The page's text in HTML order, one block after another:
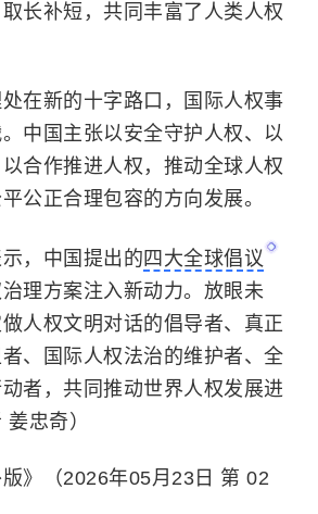
长补短，共同丰富了人类人权
在新的十字路口，国际人权事
中国主张以安全守护人权、以
合作推进人权，推动全球人权
公正合理包容的方向发展。
，中国提出的 四大全球倡议
理方案注入新动力。放眼未
人权文明对话的倡导者、真正
、国际人权法治的维护者、全
者，共同推动世界人权发展进
忠奇）
版》（2026年05月23日 第 02